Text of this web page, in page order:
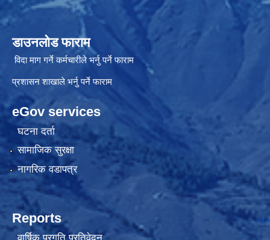
डाउनलोड फाराम
विदा माग गर्ने कर्मचारीले भर्नु पर्ने फाराम
प्रशासन शाखाले भर्नु पर्ने फाराम
eGov services
घटना दर्ता
सामाजिक सुरक्षा
नागरिक वडापत्र
Reports